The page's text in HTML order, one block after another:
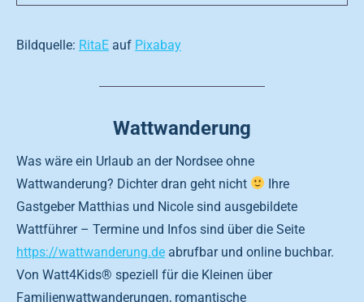
Bildquelle: RitaE auf Pixabay
Wattwanderung
Was wäre ein Urlaub an der Nordsee ohne
Wattwanderung? Dichter dran geht nicht
Ihre
Gastgeber Matthias und Nicole sind ausgebildete
Wattführer – Termine und Infos sind über die Seite
https://wattwanderung.de abrufbar und online buchbar.
Von Watt4Kids® speziell für die Kleinen über
Familienwattwanderungen, romantische